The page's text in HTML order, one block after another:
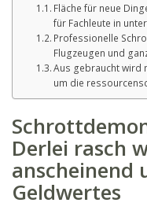
Fläche für neue
für Fachleute in
Professionelle
Flugzeugen und
Aus gebraucht wird
um die
Derlei rasch
anscheinend
Geldwertes